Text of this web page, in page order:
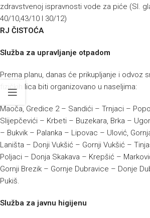
zdravstvenoj ispravnosti vode za piće (Sl.
40/10,43/10 I 30/12)
RJ ČISTOĆA
Služba za upravljanje otpadom
Prema planu, danas će prikupljanje i odvoz
fizičkih lica biti organizovano u naseljima:
Maoča, Gredice 2 – Sandići – Trnjaci –
Slijepčevići – Krbeti – Buzekara, Brka –
– Bukvik – Palanka – Lipovac – Ulović,
Laništa – Donji Vukšić – Gornji Vukšić –
Poljaci – Donja Skakava – Krepšić –
Gornji Brezik – Gornje Dubravice – Donje
Pukiš.
Služba za javnu higijenu